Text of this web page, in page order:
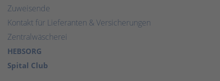
Zuweisende
Kontakt für Lieferanten & Versicherungen
Zentralwäscherei
HEBSORG
Spital Club